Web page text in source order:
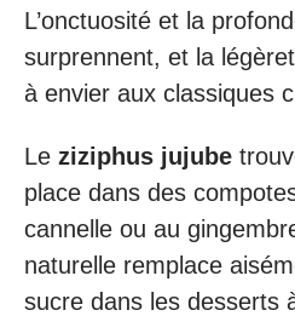
L’onctuosité et la
surprennent, et la
à envier aux classiques
Le ziziphus jujube
place dans des
cannelle ou au
naturelle remplace
sucre dans les desserts